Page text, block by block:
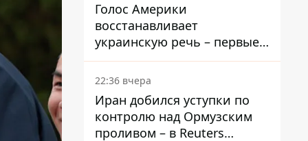
Голос Америки
восстанавливает
украинскую речь – первые
эфиры ожидаются на
следующей неделе
22:36 вчера
Иран добился уступки по
контролю над Ормузским
проливом – в Reuters